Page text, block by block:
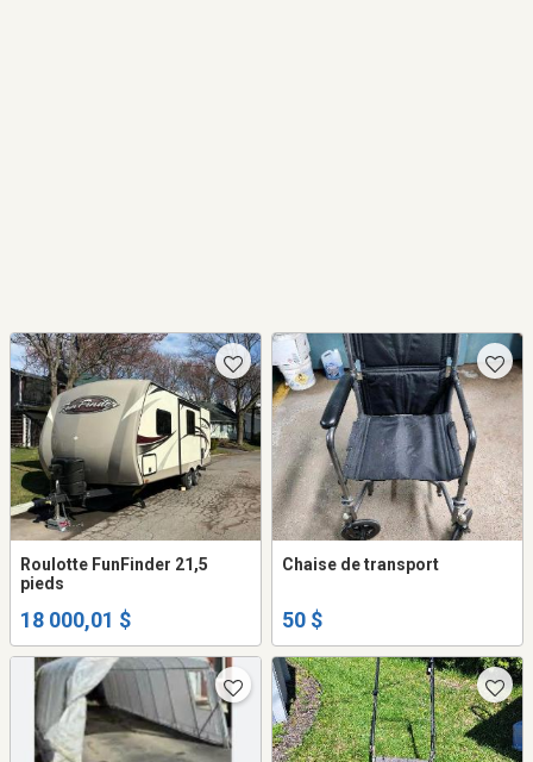
Roulotte FunFinder 21,5
pieds
18 000,01 $
Chaise de transport
50 $